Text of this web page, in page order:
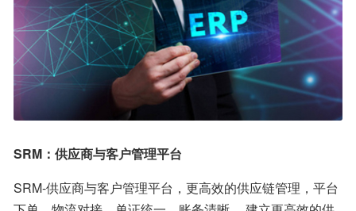
SRM：供应商与客户管理平台
SRM-供应商与客户管理平台，更高效的供应链管理，平台